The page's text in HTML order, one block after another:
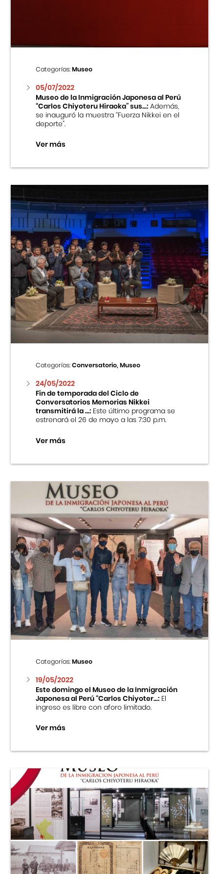
Cursos
Museo de la Inmigración Japonesa
Fondo Editorial
Teatro Peruano Japonés
Categorías:Museo
05/07/2022
Museo de la Inmigración Japonesa al Perú
“Carlos Chiyoteru Hiraoka” sus...:Además,
se inauguró la muestra “Fuerza Nikkei en el
deporte”.
Ver más
Categorías:Conversatorio, Museo
24/05/2022
Fin de temporada del Ciclo de
Conversatorios Memorias Nikkei
transmitirá la ...:Este último programa se
estrenará el 26 de mayo a las 7:30 p.m.
Ver más
Categorías:Museo
19/05/2022
Este domingo el Museo de la Inmigración
Japonesa al Perú “Carlos Chiyoter...:El
ingreso es libre con aforo limitado.
Ver más